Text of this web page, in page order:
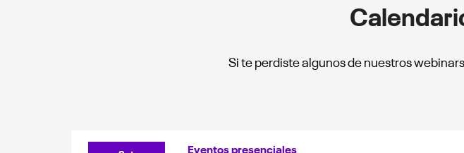
Si te perdiste algunos de nuestros
Eventos presenciales